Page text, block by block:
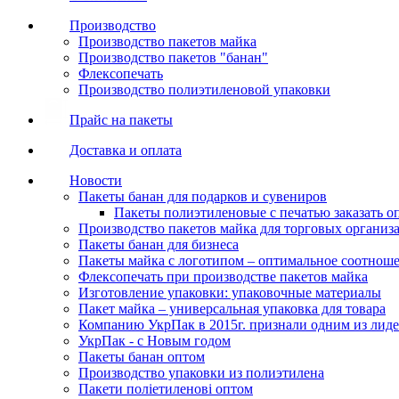
Производство
Производство пакетов майка
Производство пакетов "банан"
Флексопечать
Производство полиэтиленовой упаковки
Прайс на пакеты
Доставка и оплата
Новости
Пакеты банан для подарков и сувениров
Пакеты полиэтиленовые с печатью заказать
Производство пакетов майка для торговых
Пакеты банан для бизнеса
Пакеты майка с логотипом – оптимальное
Флексопечать при производстве пакетов майка
Изготовление упаковки: упаковочные материалы
Пакет майка – универсальная упаковка для товара
Компанию УкрПак в 2015г. признали одним из
УкрПак - с Новым годом
Пакеты банан оптом
Производство упаковки из полиэтилена
Пакети поліетиленові оптом